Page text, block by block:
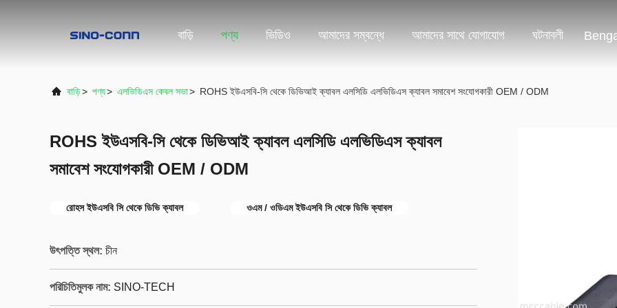
বাড়ি পণ্য ভিডিও আমাদের সম্বন্ধে আমাদের সাথে যোগাযোগ ঘটনাবলী
বাড়ি> পণ্য> এলভিডিএস কেবল সভা> ROHS ইউএসবি-সি থেকে ডিভিআই ক্যাবল এলসিডি এলভিডিএস ক্যাবল সমাবেশ সংযোগকারী OEM / ODM
ROHS ইউএসবি-সি থেকে ডিভিআই ক্যাবল এলসিডি এলভিডিএস ক্যাবল
সমাবেশ সংযোগকারী OEM / ODM
রোহস ইউএসবি সি থেকে ডিভি ক্যাবল ওএম / ওডিএম ইউএসবি সি থেকে ডিভি ক্যাবল
উৎপত্তি স্থল: চীন
পরিচিতিমুলক নাম: SINO-TECH